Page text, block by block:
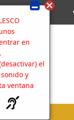
en
el
y
ventana